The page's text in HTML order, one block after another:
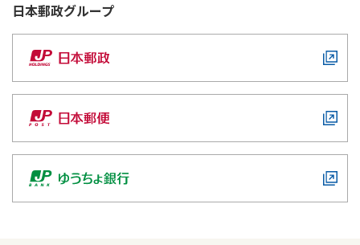
日本郵政グループ